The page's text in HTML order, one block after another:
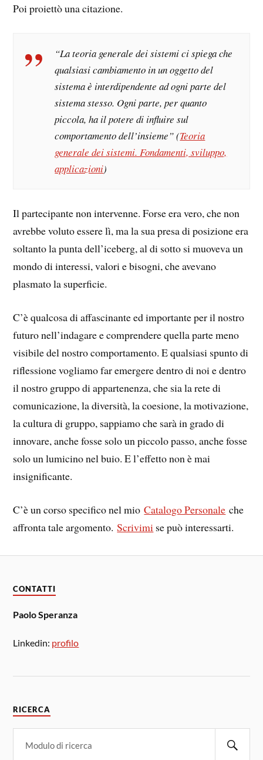
Poi proiettò una citazione.
“La teoria generale dei sistemi ci spiega che
qualsiasi cambiamento in un oggetto del
sistema è interdipendente ad ogni parte del
sistema stesso. Ogni parte, per quanto
piccola, ha il potere di influire sul
comportamento dell’insieme” (Teoria
generale dei sistemi. Fondamenti, sviluppo,
applicazioni)
Il partecipante non intervenne. Forse era vero, che non
avrebbe voluto essere lì, ma la sua presa di posizione era
soltanto la punta dell’iceberg, al di sotto si muoveva un
mondo di interessi, valori e bisogni, che avevano
plasmato la superficie.
C’è qualcosa di affascinante ed importante per il nostro
futuro nell’indagare e comprendere quella parte meno
visibile del nostro comportamento. E qualsiasi spunto di
riflessione vogliamo far emergere dentro di noi e dentro
il nostro gruppo di appartenenza, che sia la rete di
comunicazione, la diversità, la coesione, la motivazione,
la cultura di gruppo, sappiamo che sarà in grado di
innovare, anche fosse solo un piccolo passo, anche fosse
solo un lumicino nel buio. E l’effetto non è mai
insignificante.
C’è un corso specifico nel mioCatalogo Personale che
affronta tale argomento.Scrivimi se può interessarti.
CONTATTI
Paolo Speranza
Linkedin: profilo
RICERCA